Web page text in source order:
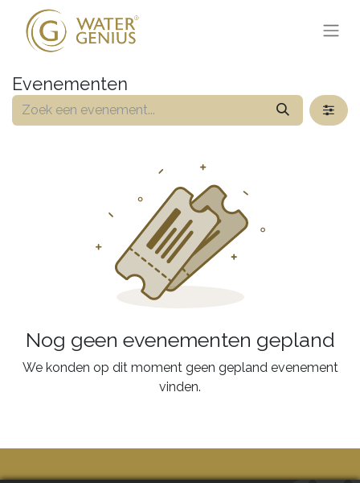
Evenementen
Nog geen evenementen gepland
We konden op dit moment geen gepland evenement
vinden.